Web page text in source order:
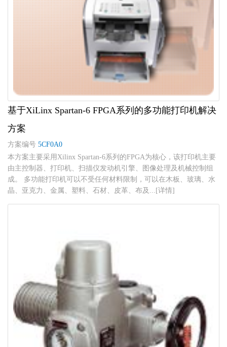
基于XiLinx Spartan-6 FPGA系列的多功能打印机解决
方案
方案编号 5CF0A0
本方案主要采用Xilinx Spartan-6系列的FPGA为核心，该打印机主要
由主控制器、打印机、扫描仪发动机引擎、图像处理及机械控制组
成。 多功能打印机可以不受任何材料限制，可以在木板、玻璃、水
晶、亚克力、金属、塑料、石材、皮革、布及...[详情]